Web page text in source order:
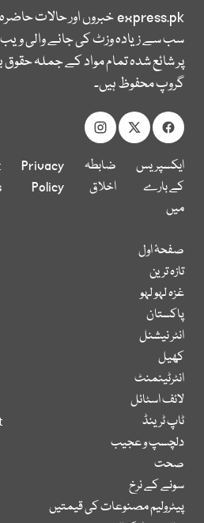
express.pkخبروں اور حالات
سب سے زیادہ وزٹ کی جانے والی
پر شائع شدہ تمام مواد کے جملہ
گروپ محفوظ ہیں۔
ایکسپریس
کے بارے
میں
ضابطہ
اخلاق
Privacy
Policy
صفحۂ اول
تازہ ترین
غزہ لہو لہو
پاکستان
انٹر نیشنل
کھیل
انٹرٹینمنٹ
لائف اسٹائل
ٹاپ ٹرینڈ
دلچسپ و عجیب
صحت
سونے کے نرخ
پیٹرولیم مصنوعات کی قیمتیں